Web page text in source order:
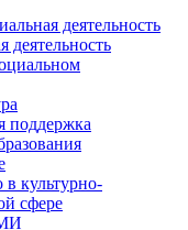
деятельность
деятельность
поддержка
в культурно-
сфере